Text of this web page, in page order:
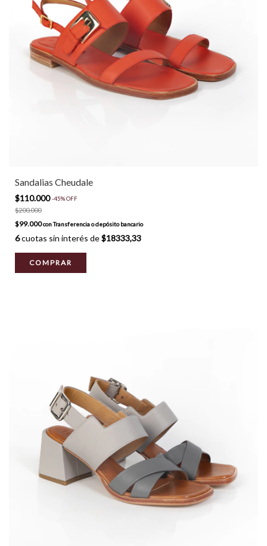
Sandalias Cheudale
$110.000-45%OFF
$200.000
$99.000conTransferencia o depósito bancario
6cuotas sin interés de$18333,33
COMPRAR